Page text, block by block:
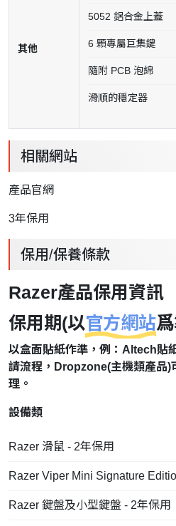
其他
5052 鋁合金上蓋
6 顆專屬巨集鍵
隨附 PCB 泡綿
滑順的穩定器
相關網站
產品官網
3年保用
保用/保養條款
Razer產品保用資訊
保用期(以官方網站
以盒面貼紙作準，例：Altech貼
請流程，Dropzone(主機類產品)
理。
設備類
Razer 滑鼠 - 2年保用
Razer Viper Mini Signature
Razer 鍵盤及小型鍵盤 - 2年保用